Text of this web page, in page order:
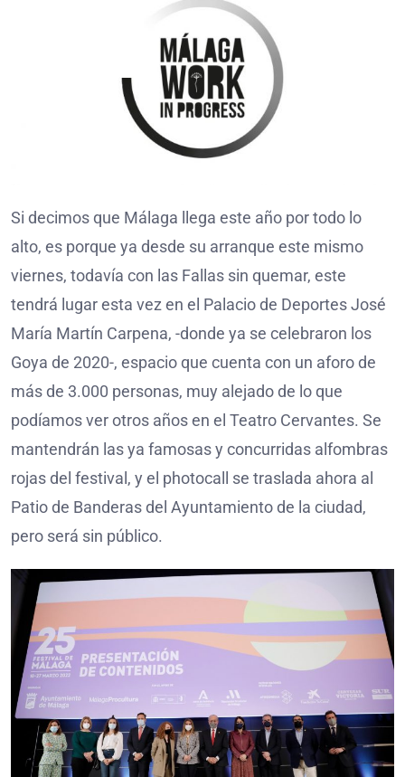
Si decimos que Málaga llega este año por todo lo
alto, es porque ya desde su arranque este mismo
viernes, todavía con las Fallas sin quemar, este
tendrá lugar esta vez en el Palacio de Deportes José
María Martín Carpena, -donde ya se celebraron los
Goya de 2020-, espacio que cuenta con un aforo de
más de 3.000 personas, muy alejado de lo que
podíamos ver otros años en el Teatro Cervantes. Se
mantendrán las ya famosas y concurridas alfombras
rojas del festival, y el photocall se traslada ahora al
Patio de Banderas del Ayuntamiento de la ciudad,
pero será sin público.